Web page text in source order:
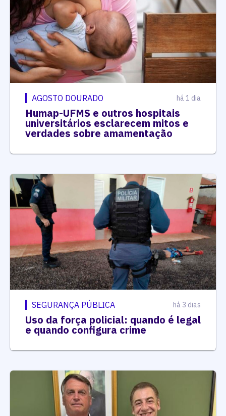
AGOSTO DOURADO há 1 dia
Humap-UFMS e outros hospitais
universitários esclarecem mitos e
verdades sobre amamentação
SEGURANÇA PÚBLICA há 3 dias
Uso da força policial: quando é legal
e quando configura crime